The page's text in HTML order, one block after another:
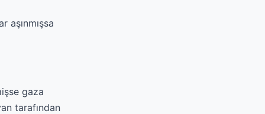
aşınmışsa
gaza
tarafından